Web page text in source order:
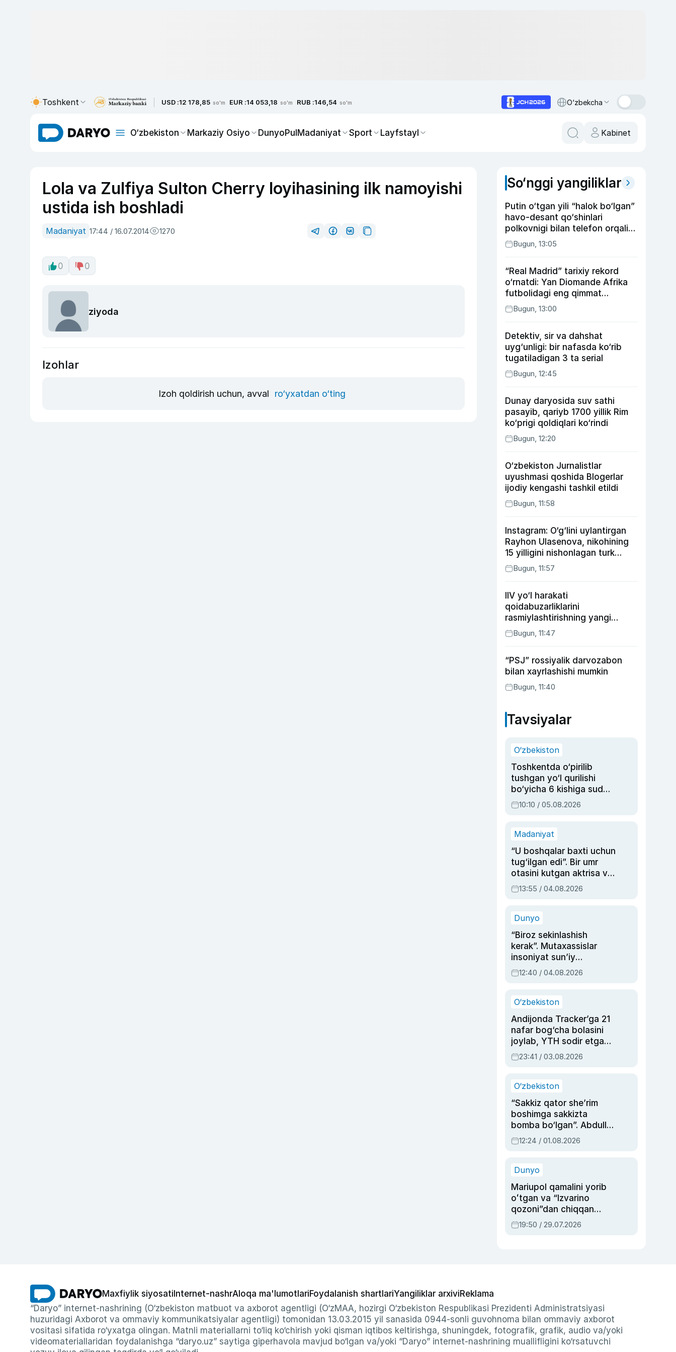
Toshkent USD :12 178,85 so'm EUR :14 053,18 so'm RUB :146,54 so'm O‘zbekcha
O‘zbekiston Markaziy Osiyo DunyoPulMadaniyat Sport Layfstayl Kabinet
Lola va Zulfiya Sulton Cherry loyihasining ilk namoyishi
ustida ish boshladi
Madaniyat 17:44 / 16.07.2014 1270
0 0
ziyoda
Izohlar
Izoh qoldirish uchun, avval ro‘yxatdan o‘ting
So‘nggi yangiliklar
Putin o‘tgan yili “halok bo‘lgan”
havo-desant qo‘shinlari
polkovnigi bilan telefon orqali
suhbatlashdi
Bugun, 13:05
“Real Madrid” tarixiy rekord
o‘rnatdi: Yan Diomande Afrika
futbolidagi eng qimmat
transferga aylandi
Bugun, 13:00
Detektiv, sir va dahshat
uyg‘unligi: bir nafasda ko‘rib
tugatiladigan 3 ta serial
Bugun, 12:45
Dunay daryosida suv sathi
pasayib, qariyb 1700 yillik Rim
ko‘prigi qoldiqlari ko‘rindi
Bugun, 12:20
O‘zbekiston Jurnalistlar
uyushmasi qoshida Blogerlar
ijodiy kengashi tashkil etildi
Bugun, 11:58
Instagram: O‘g‘lini uylantirgan
Rayhon Ulasenova, nikohining
15 yilligini nishonlagan turk
aktyorlari va Kamelot qasriga
sayohat qilgan Zebo Rahimova
Bugun, 11:57
IIV yo‘l harakati
qoidabuzarliklarini
rasmiylashtirishning yangi
tartibini taklif qildi
Bugun, 11:47
“PSJ” rossiyalik darvozabon
bilan xayrlashishi mumkin
Bugun, 11:40
Tavsiyalar
O‘zbekiston
Toshkentda o‘pirilib
tushgan yo‘l qurilishi
bo‘yicha 6 kishiga sud
hukmi o‘qildi
10:10 / 05.08.2026
Madaniyat
“U boshqalar baxti uchun
tug‘ilgan edi”. Bir umr
otasini kutgan aktrisa va
dublyaj ustasi Rimma
Ahmedovaning
13:55 / 04.08.2026
Dunyo
“Biroz sekinlashish
kerak”. Mutaxassislar
insoniyat sun’iy
intellektni boshqara
olmay qolishidan xavotir
12:40 / 04.08.2026
O‘zbekiston
Andijonda Tracker’ga 21
nafar bog‘cha bolasini
joylab, YTH sodir etgan
ayolga sud hukmi o‘qildi
23:41 / 03.08.2026
O‘zbekiston
“Sakkiz qator she’rim
boshimga sakkizta
bomba bo‘lgan”. Abdulla
Oripovni siyosiy
ayblovlardan asrab
12:24 / 01.08.2026
Dunyo
Mariupol qamalini yorib
oʻtgan va “Izvarino
qozoni”dan chiqqan
qahramon — Ukraina
armiyasi bosh
19:50 / 29.07.2026
Maxfiylik siyosati Internet-nashrAloqa ma'lumotlariFoydalanish shartlariYangiliklar arxiviReklama
“Daryo” internet-nashrining (O‘zbekiston matbuot va axborot agentligi (O‘zMAA, hozirgi O‘zbekiston Respublikasi Prezidenti Administratsiyasi
huzuridagi Axborot va ommaviy kommunikatsiyalar agentligi) tomonidan 13.03.2015 yil sanasida 0944-sonli guvohnoma bilan ommaviy axborot
vositasi sifatida ro‘yxatga olingan. Matnli materiallarni to‘liq ko‘chirish yoki qisman iqtibos keltirishga, shuningdek, fotografik, grafik, audio va/yoki
videomateriallaridan foydalanishga “daryo.uz” saytiga giperhavola mavjud bo‘lgan va/yoki “Daryo” internet-nashrining muallifligini ko‘rsatuvchi